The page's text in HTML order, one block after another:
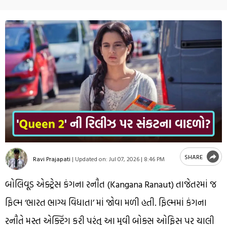
Ravi Prajapati | Updated on: Jul 07, 2026 | 8:46 PM SHARE
બોલિવૂડ એક્ટ્રેસ કંગના રનૌત (Kangana Ranaut) તાજેતરમાં જ
ફિલ્મ ‘ભારત ભાગ્ય વિધાતા’ માં જોવા મળી હતી. ફિલ્મમાં કંગના
રનૌતે મસ્ત એક્ટિંગ કરી પરંતુ આ મુવી બોક્સ ઓફિસ પર ચાલી